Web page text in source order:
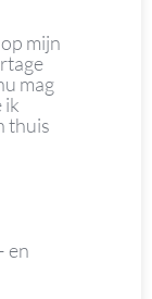
mijn
mag
ik
thuis
en